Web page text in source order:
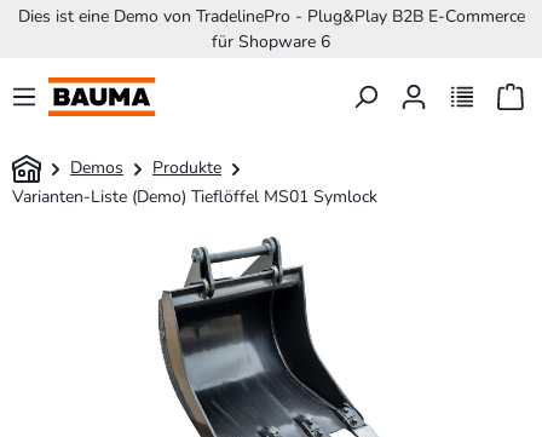
springen
Dies ist eine Demo von TradelinePro - Plug&Play B2B E-Commerce
für Shopware 6
Demos
Produkte
Varianten-Liste (Demo) Tieflöffel MS01 Symlock